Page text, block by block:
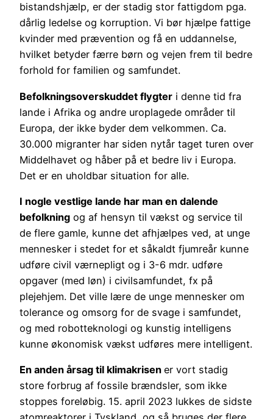
bistandshjælp, er der stadig stor fattigdom pga.
dårlig ledelse og korruption. Vi bør hjælpe fattige
kvinder med prævention og få en uddannelse,
hvilket betyder færre børn og vejen frem til bedre
forhold for familien og samfundet.
Befolkningsoverskuddet flygter i denne tid fra
lande i Afrika og andre uroplagede områder til
Europa, der ikke byder dem velkommen. Ca.
30.000 migranter har siden nytår taget turen over
Middelhavet og håber på et bedre liv i Europa.
Det er en uholdbar situation for alle.
I nogle vestlige lande har man en dalende
befolkning og af hensyn til vækst og service til
de flere gamle, kunne det afhjælpes ved, at unge
mennesker i stedet for et såkaldt fjumreår kunne
udføre civil værnepligt og i 3-6 mdr. udføre
opgaver (med løn) i civilsamfundet, fx på
plejehjem. Det ville lære de unge mennesker om
tolerance og omsorg for de svage i samfundet,
og med robotteknologi og kunstig intelligens
kunne økonomisk vækst udføres mere intelligent.
En anden årsag til klimakrisen er vort stadig
store forbrug af fossile brændsler, som ikke
stoppes foreløbig. 15. april 2023 lukkes de sidste